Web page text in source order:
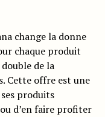
change la donne
chaque produit
de la
Cette offre est une
produits
d’en faire profiter